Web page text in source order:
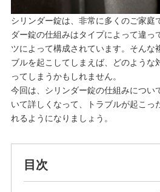
シリンダー錠は、非常に多くのご家庭
ダー錠の仕組みはタイプによって違っ
ツによって構成されています。そんな
ブルを起こしてしまえば、どのような
ってしまうかもしれません。
今回は、シリンダー錠の仕組みについ
いて詳しくなって、トラブルが起こっ
れるようになりましょう。
目次